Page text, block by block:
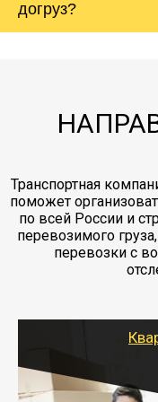
холодильника -
коробками и
Вашего груза по
груза. Мы
заканчивая
догруз?
Транспортная
поможет
по всей России и
перевозимого
перевозки с